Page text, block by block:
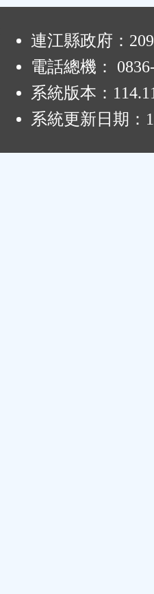
連江縣政府：
電話總機：
系統版本：
系統更新日期：